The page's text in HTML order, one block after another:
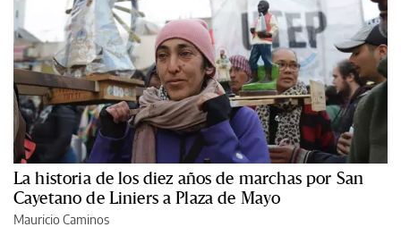
La historia de los diez años de marchas por San
Cayetano de Liniers a Plaza de Mayo
Mauricio Caminos